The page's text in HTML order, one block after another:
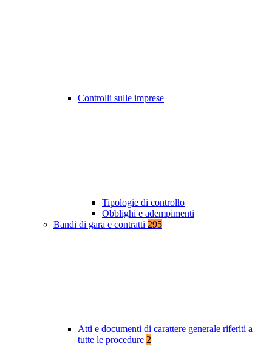
Controlli sulle imprese
Tipologie di controllo
Obblighi e adempimenti
Bandi di gara e contratti 295
Atti e documenti di carattere generale riferiti a
tutte le procedure 2